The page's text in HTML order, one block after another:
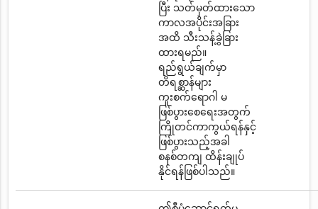
ပြီး သတ်မှတ်ထားသော
ကာလအပိုင်းအခြား
အထိ သီးသန့်ခွဲခြား
ထားရမည်။
ရည်ရွယ်ချက်မှာ
တိရစ္ဆာန်များ
ကူးစက်ရောဂါ မ
ဖြစ်ပွားစေရေးအတွက်
ကြိုတင်ကာကွယ်ရန်နှင့်
ဖြစ်ပွားသည့်အခါ
စနစ်တကျ ထိန်းချုပ်
နိုင်ရန်ဖြစ်ပါသည်။